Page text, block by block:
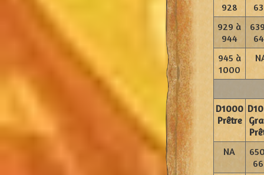
928
929 à
944
945 à
1000
D1000
Prêtre
NA